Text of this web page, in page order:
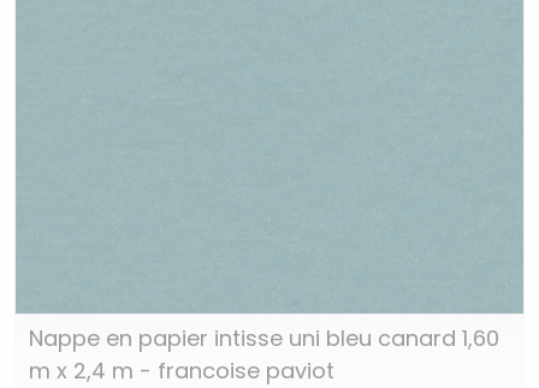
Nappe en papier intisse uni bleu canard 1,60
m x 2,4 m - francoise paviot